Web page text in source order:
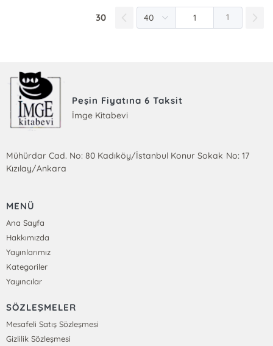
30 1
Peşin Fiyatına 6 Taksit
İmge Kitabevi
Mühürdar Cad. No: 80 Kadıköy/İstanbul Konur Sokak No: 17
Kızılay/Ankara
MENÜ
Ana Sayfa
Hakkımızda
Yayınlarımız
Kategoriler
Yayıncılar
SÖZLEŞMELER
Mesafeli Satış Sözleşmesi
Gizlilik Sözleşmesi